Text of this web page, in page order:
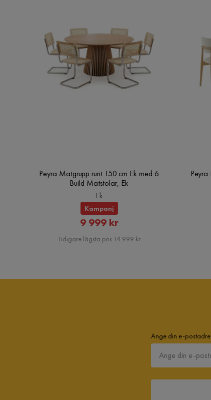
Peyra Matgrupp runt 150 cm Ek med 6
Build Matstolar, Ek
Ek
Kampanj
Rabatterat
Pris
9 999 kr
Tidigare lägsta pris 14 999 kr
Peyra
Ange din e-